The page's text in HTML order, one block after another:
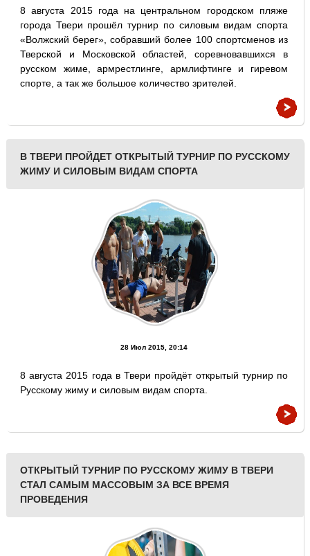
8 августа 2015 года на центральном городском пляже
города Твери прошёл турнир по силовым видам спорта
«Волжский берег», собравший более 100 спортсменов из
Тверской и Московской областей, соревновавшихся в
русском жиме, армрестлинге, армлифтинге и гиревом
спорте, а так же большое количество зрителей.
В ТВЕРИ ПРОЙДЕТ ОТКРЫТЫЙ ТУРНИР ПО РУССКОМУ
ЖИМУ И СИЛОВЫМ ВИДАМ СПОРТА
28 Июл 2015, 20:14
8 августа 2015 года в Твери пройдёт открытый турнир по
Русскому жиму и силовым видам спорта.
ОТКРЫТЫЙ ТУРНИР ПО РУССКОМУ ЖИМУ В ТВЕРИ
СТАЛ САМЫМ МАССОВЫМ ЗА ВСЕ ВРЕМЯ
ПРОВЕДЕНИЯ